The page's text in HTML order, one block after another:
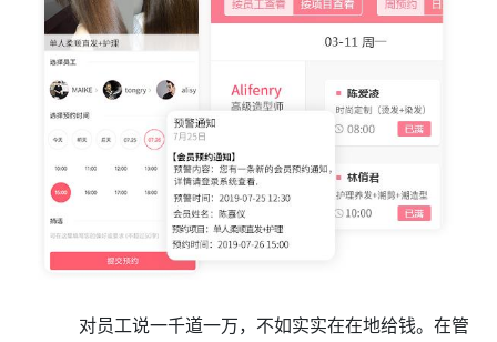
对员工说一千道一万，不如实实在在地给钱。在管